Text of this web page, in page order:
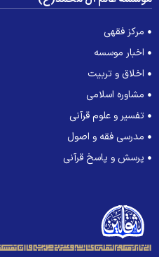
مرکز فقهی
اخبار موسسه
اخلاق و تربیت
مشاوره اسلامی
تفسیر و علوم قرآنی
مدرسی فقه و اصول
پرسش و پاسخ قرآنی